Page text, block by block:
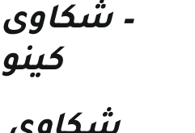
–شكاوى